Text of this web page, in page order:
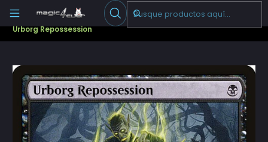
Escribenos
Cartas Sueltas Magic Pioneer
Urborg Repossession